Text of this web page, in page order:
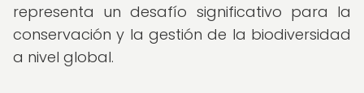
representa un desafío significativo para la
conservación y la gestión de la biodiversidad
a nivel global.